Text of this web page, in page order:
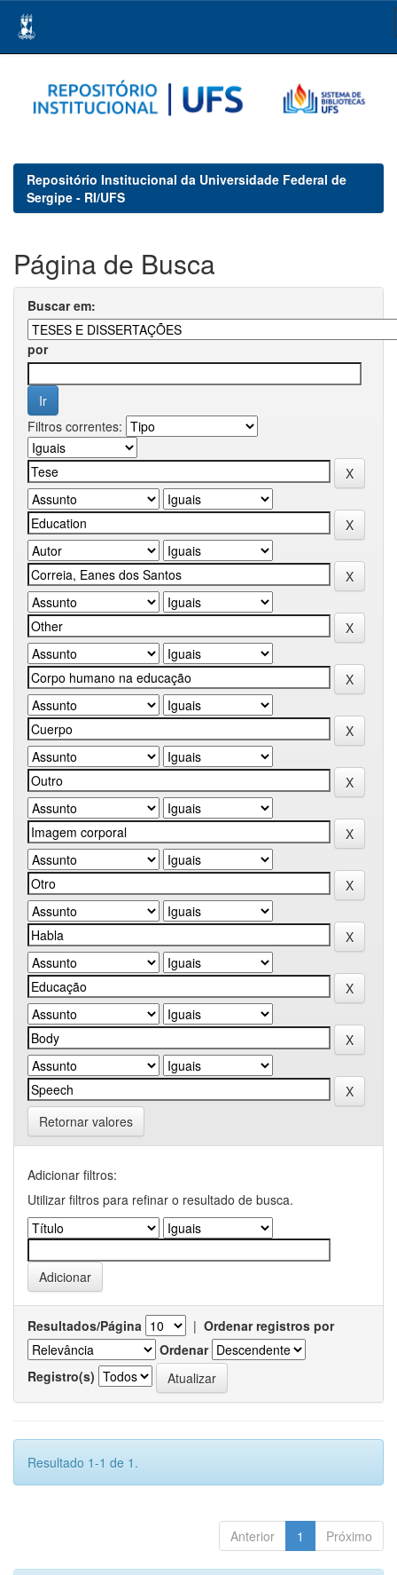
navigation
Repositório Institucional da Universidade Federal de
Sergipe - RI/UFS
Página de Busca
Buscar em:
por
Filtros correntes:
Retornar valores
Adicionar filtros:
Utilizar filtros para refinar o resultado de busca.
Resultados/Página | Ordenar registros por
Ordenar
Registro(s)
Resultado 1-1 de 1.
Anterior 1 Próximo